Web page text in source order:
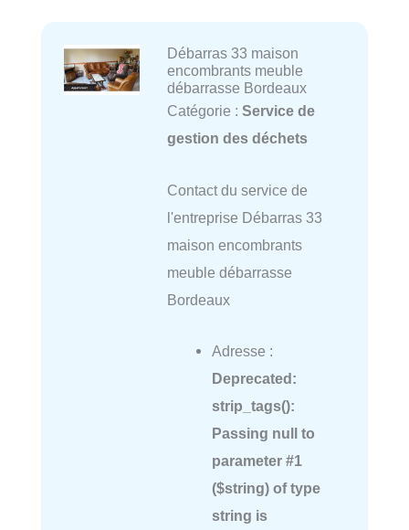
Débarras 33 maison
encombrants meuble
débarrasse Bordeaux
Catégorie : Service de
gestion des déchets
Contact du service de
l'entreprise Débarras 33
maison encombrants
meuble débarrasse
Bordeaux
Adresse :
Deprecated:
strip_tags():
Passing null to
parameter #1
($string) of type
string is